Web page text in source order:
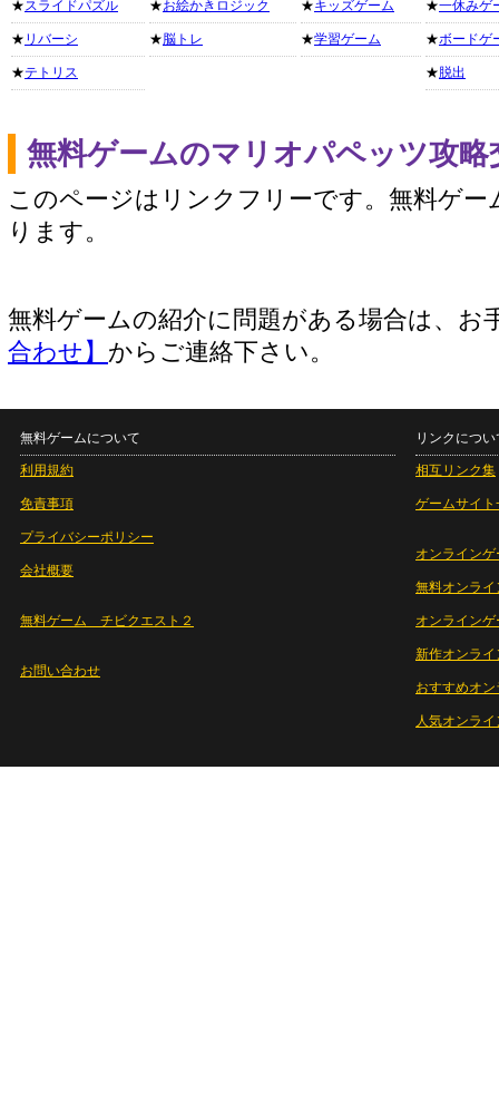
★スライドパズル
★ リバーシ
★テトリス
★お絵かきロジック
★脳トレ
★キッズゲーム
★学習ゲーム
★一休みゲ
★ボードゲ
★ 脱出
無料ゲームのマリオパペッツ攻
このページはリンクフリーです。無料ゲー
ります。
無料ゲームの紹介に問題がある場合は、お
合わせ】 からご連絡下さい。
無料ゲームについて
利用規約
免責事項
プライバシーポリシー
会社概要
無料ゲーム チビクエスト２
お問い合わせ
リンクについ
相互リンク集
ゲームサイト
オンラインゲ
無料オンライ
オンライン
新作オンライ
おすすめオ
人気オンラ